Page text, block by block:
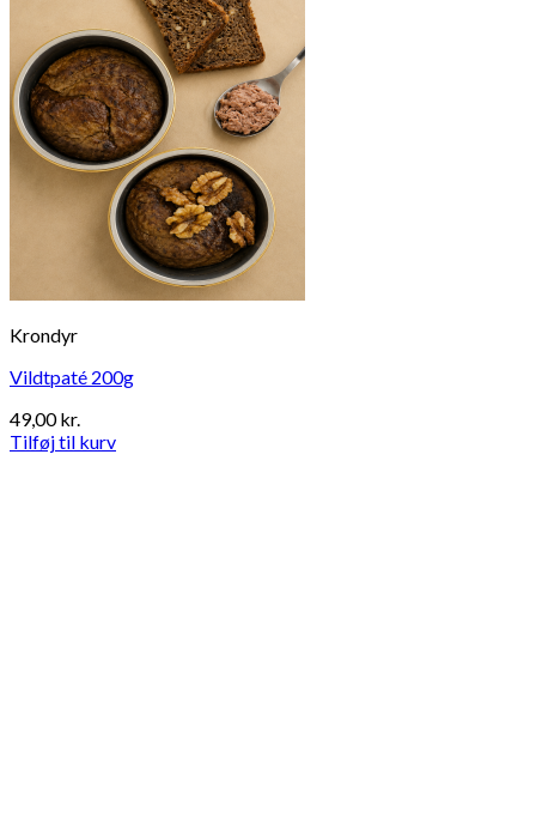
Krondyr
Vildtpaté 200g
49,00kr.
Tilføj til kurv